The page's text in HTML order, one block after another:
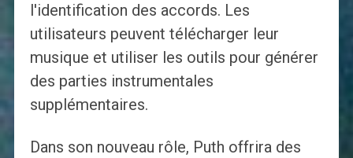
l'identification des accords. Les
utilisateurs peuvent télécharger leur
musique et utiliser les outils pour générer
des parties instrumentales
supplémentaires.
Dans son nouveau rôle, Puth offrira des